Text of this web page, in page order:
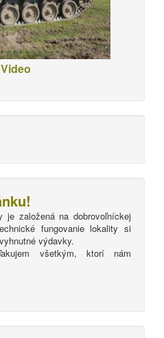
je založená na dobrovoľníckej
fungovanie lokality si
výdavky.
všetkým, ktorí nám